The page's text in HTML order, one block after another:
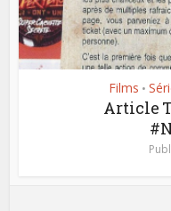
Films •
Article